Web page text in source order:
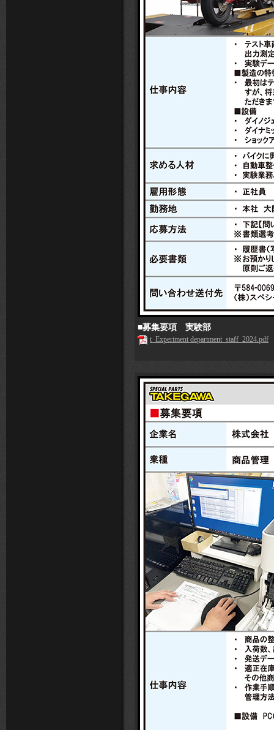
■募集要項 実験部
t_Experiment department_staff_2024.pdf